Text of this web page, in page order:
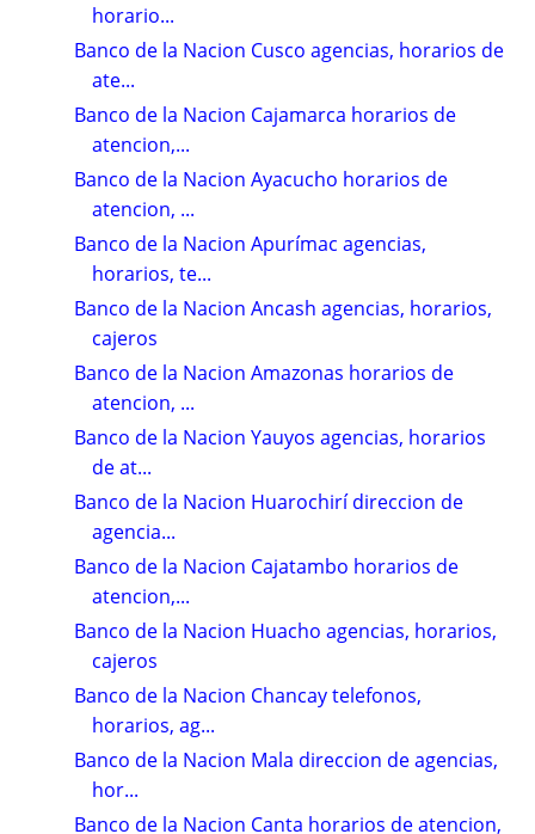
horario...
Banco de la Nacion Cusco agencias, horarios de
ate...
Banco de la Nacion Cajamarca horarios de
atencion,...
Banco de la Nacion Ayacucho horarios de
atencion, ...
Banco de la Nacion Apurímac agencias,
horarios, te...
Banco de la Nacion Ancash agencias, horarios,
cajeros
Banco de la Nacion Amazonas horarios de
atencion, ...
Banco de la Nacion Yauyos agencias, horarios
de at...
Banco de la Nacion Huarochirí direccion de
agencia...
Banco de la Nacion Cajatambo horarios de
atencion,...
Banco de la Nacion Huacho agencias, horarios,
cajeros
Banco de la Nacion Chancay telefonos,
horarios, ag...
Banco de la Nacion Mala direccion de agencias,
hor...
Banco de la Nacion Canta horarios de atencion,